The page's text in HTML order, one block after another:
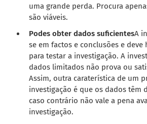
uma grande perda. Procura
são viáveis.
Podes obter dados suficientesA
se em factos e conclusões e deve
para testar a investigação. A
dados limitados não prova ou
Assim, outra caraterística de um
investigação é que os dados têm
caso contrário não vale a pena
investigação.